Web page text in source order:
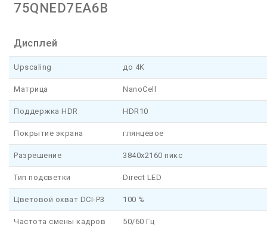
75QNED7EA6B
Дисплей
Upscaling до 4K
Матрица NanoCell
Поддержка HDR HDR10
Покрытие экрана глянцевое
Разрешение 3840x2160 пикс
Тип подсветки Direct LED
Цветовой охват DCI-P3 100 %
Частота смены кадров 50/60 Гц